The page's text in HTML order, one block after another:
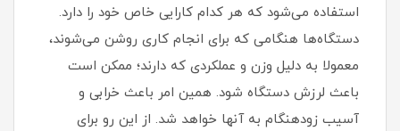
استفاده می‌شود که هر کدام کارایی خاص خود را دارد.
دستگاه‌ها هنگامی که برای انجام کاری روشن می‌شوند،
معمولا به دلیل وزن و عملکردی که دارند؛ ممکن است
باعث لرزش دستگاه شود. همین امر باعث خرابی و
آسیب زودهنگام به آنها خواهد شد. از این رو برای